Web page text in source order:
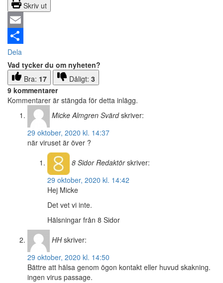
Skriv ut
Email
Dela
Vad tycker du om nyheten?
Bra: 17 Dåligt: 3
9 kommentarer
Kommentarer är stängda för detta inlägg.
Micke Almgren Svärd skriver:
29 oktober, 2020 kl. 14:37
när viruset är över ?
8 SidorRedaktör skriver:
29 oktober, 2020 kl. 14:42
Hej Micke
Det vet vi inte.
Hälsningar från 8 Sidor
HH skriver:
29 oktober, 2020 kl. 14:50
Bättre att hälsa genom ögon kontakt eller huvud skakning.
ingen virus passage.